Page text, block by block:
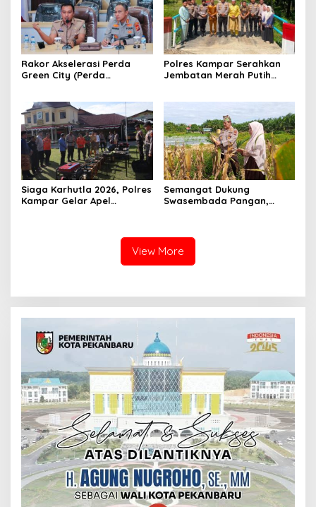
Rakor Akselerasi Perda
Green City (Perda
Lingkungan Hidup Kota
Pekanbaru dan Tim Pakar
Polres Kampar Serahkan
Jembatan Merah Putih
Siaga Karhutla 2026, Polres
Kampar Gelar Apel
Semangat Dukung
Swasembada Pangan,
View More